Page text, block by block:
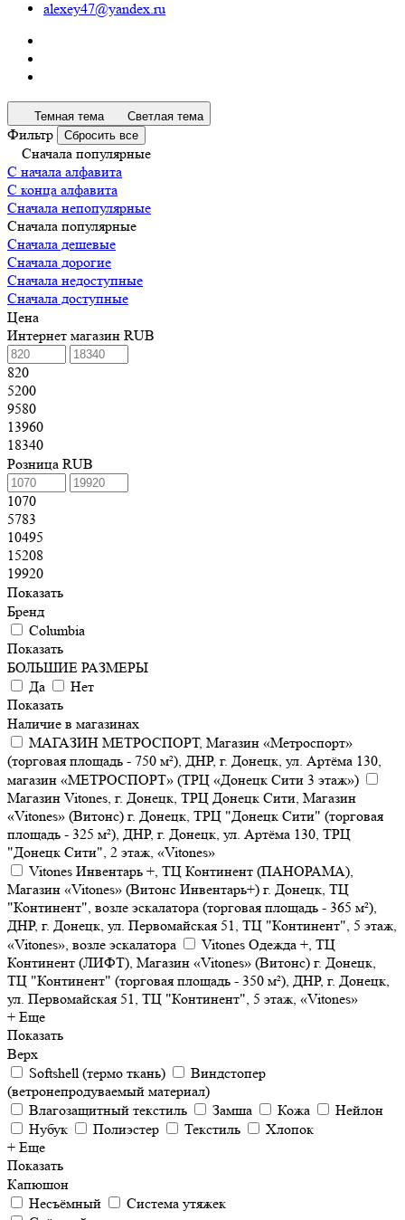
alexey47@yandex.ru
Темная тема Светлая тема
Фильтр Сбросить все
Сначала популярные
С начала алфавита
С конца алфавита
Сначала непопулярные
Сначала популярные
Сначала дешевые
Сначала дорогие
Сначала недоступные
Сначала доступные
Цена
Интернет магазин RUB
820
5200
9580
13960
18340
Розница RUB
1070
5783
10495
15208
19920
Показать
Бренд
Columbia
Показать
БОЛЬШИЕ РАЗМЕРЫ
Да
Нет
Показать
Наличие в магазинах
МАГАЗИН МЕТРОСПОРТ, Магазин «Метроспорт»
(торговая площадь - 750 м²), ДНР, г. Донецк, ул. Артёма 130,
магазин «МЕТРОСПОРТ» (ТРЦ «Донецк Сити 3 этаж»)
Магазин Vitones, г. Донецк, ТРЦ Донецк Сити, Магазин
«Vitones» (Витонс) г. Донецк, ТРЦ "Донецк Сити" (торговая
площадь - 325 м²), ДНР, г. Донецк, ул. Артёма 130, ТРЦ
"Донецк Сити", 2 этаж, «Vitones»
Vitones Инвентарь +, ТЦ Континент (ПАНОРАМА),
Магазин «Vitones» (Витонс Инвентарь+) г. Донецк, ТЦ
"Континент", возле эскалатора (торговая площадь - 365 м²),
ДНР, г. Донецк, ул. Первомайская 51, ТЦ "Континент", 5 этаж,
«Vitones», возле эскалатора
Vitones Одежда +, ТЦ
Континент (ЛИФТ), Магазин «Vitones» (Витонс) г. Донецк,
ТЦ "Континент" (торговая площадь - 350 м²), ДНР, г. Донецк,
ул. Первомайская 51, ТЦ "Континент", 5 этаж, «Vitones»
+ Еще
Показать
Верх
Softshell (термо ткань)
Виндстопер
(ветронепродуваемый материал)
Влагозащитный текстиль
Замша Кожа
Нейлон
Нубук
Полиэстер Текстиль
Хлопок
+ Еще
Показать
Капюшон
Несъёмный
Система утяжек